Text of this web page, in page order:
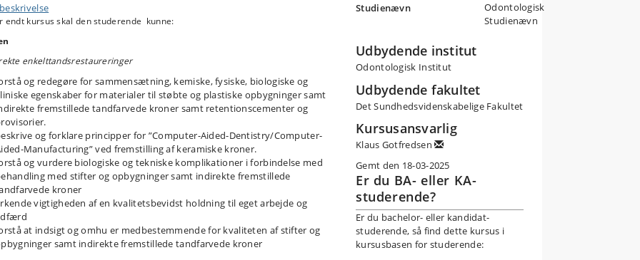
skal den studerende have opnået en vis erfaring i at vurdere
for tandfarvede indlæg og kroner samt kunne fremstille
på patient.
flertandsrestaureringer
skal give den studerende indgående forståelse for indirekte
(broer), herunder materialemæssige egenskaber og
anvendelse i den kliniske situation. Under vejledning skal den
kunne vurdere behandlingsindikation og sættes i stand til at kunne
sådanne restaureringer. Det væsentligste indhold i kursus er:
indikationer, behandlingsplanlægning, klinisk gennemførelse,
og prognose for broer og sammenloddede kroner. Under
skal den studerende have opnået en vis erfaring i at vurdere
og forklare biologiske reaktioner og biomekaniske forhold
kliniske procedurer i forbindelse med fremstilling af indirekte
De kliniske øvelser skal give de studerende indsigt i at
patienter med mindre broer.
protetik
skal give de studerende forståelse for fagområdets teoretiske indhold
endt kursus skal den studerende kunne:
enkelttandsrestaureringer
og redegøre for sammensætning, kemiske, fysiske, biologiske og
egenskaber for materialer til støbte og plastiske opbygninger samt
fremstillede tandfarvede kroner samt retentionscementer og
og forklare principper for ”Computer-Aided-Dentistry/Computer-
Manufacturing” ved fremstilling af keramiske kroner.
og vurdere biologiske og tekniske komplikationer i forbindelse med
med stifter og opbygninger samt indirekte fremstillede
kroner
vigtigheden af en kvalitetsbevidst holdning til eget arbejde og
at indsigt og omhu er medbestemmende for kvaliteten af stifter og
samt indirekte fremstillede tandfarvede kroner
Studienævn
Odontologisk
Studienævn
Udbydende institut
Odontologisk Institut
Udbydende fakultet
Det Sundhedsvidenskabelige Fakultet
Kursusansvarlig
Klaus Gotfredsen
Gemt den 18-03-2025
Er du BA- eller KA-
studerende?
Er du bachelor- eller kandidat-
studerende, så find dette kursus i
kursusbasen for studerende: